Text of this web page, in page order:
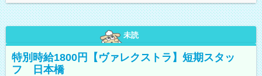
未読
特別時給1800円【ヴァレクストラ】短期スタッ
フ 日本橋